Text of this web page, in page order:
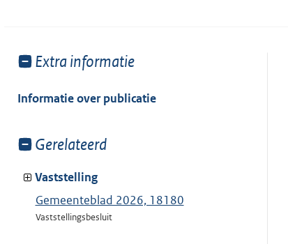
Toon
van:
Extra informatie
Informatie over publicatie
Toon
van:
Gerelateerd
Vaststelling
Gemeenteblad 2026, 18180
Vaststellingsbesluit